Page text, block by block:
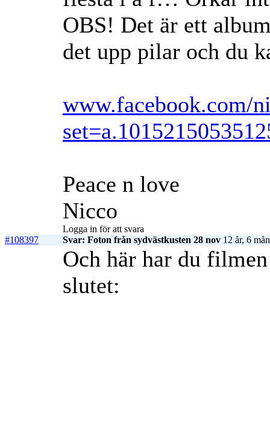
OBS! Det är ett
det upp pilar och du
www.facebook.com/
Peace n love
Nicco
Logga in för att svara
#108397
Svar: Foton från sydvästkusten 28 nov 12 år, 6
Och här har du
slutet: